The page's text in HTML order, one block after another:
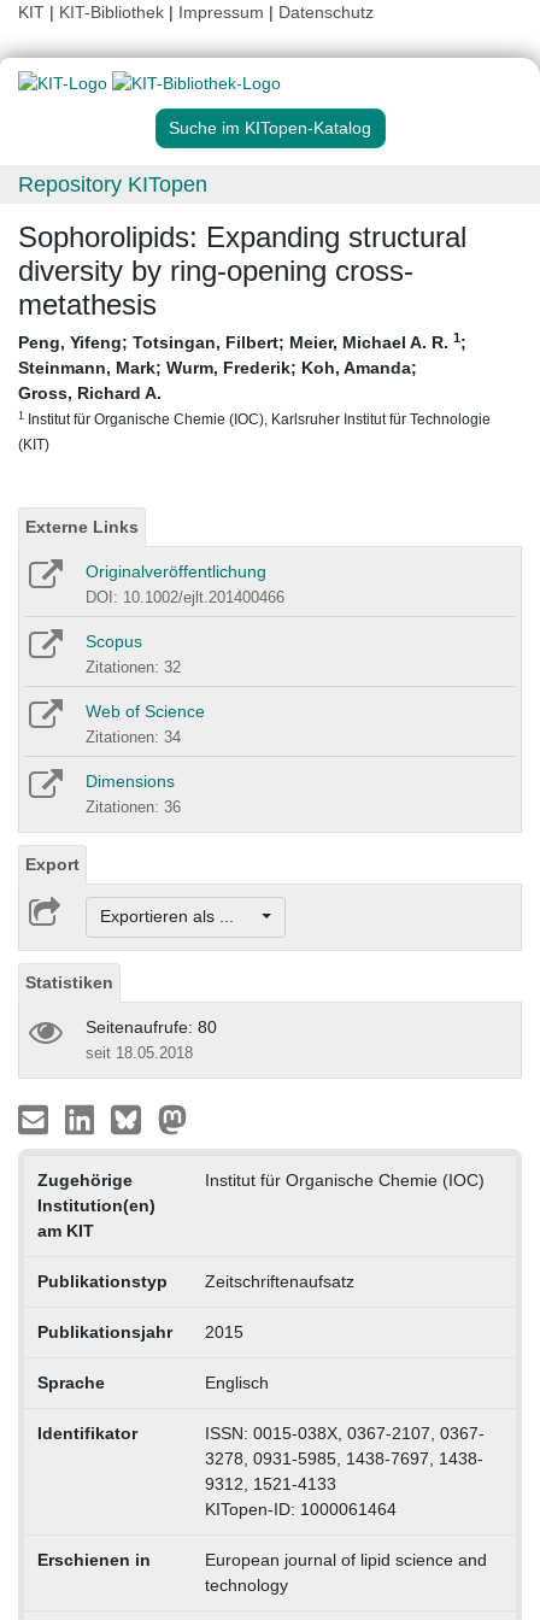
KIT | KIT-Bibliothek | Impressum | Datenschutz
Suche im KITopen-Katalog
Repository KITopen
Sophorolipids: Expanding structural
diversity by ring-opening cross-
metathesis
Peng, Yifeng; Totsingan, Filbert; Meier, Michael A. R. 1;
Steinmann, Mark; Wurm, Frederik; Koh, Amanda;
Gross, Richard A.
1 Institut für Organische Chemie (IOC), Karlsruher Institut für Technologie
(KIT)
Externe Links
Originalveröffentlichung
DOI: 10.1002/ejlt.201400466
Scopus
Zitationen: 32
Web of Science
Zitationen: 34
Dimensions
Zitationen: 36
Export
Exportieren als ...
Statistiken
Seitenaufrufe: 80
seit 18.05.2018
Zugehörige
Institution(en)
am KIT
Institut für Organische Chemie (IOC)
Publikationstyp Zeitschriftenaufsatz
Publikationsjahr 2015
Sprache Englisch
Identifikator
ISSN: 0015-038X, 0367-2107, 0367-
3278, 0931-5985, 1438-7697, 1438-
9312, 1521-4133
KITopen-ID: 1000061464
Erschienen in
European journal of lipid science and
technology